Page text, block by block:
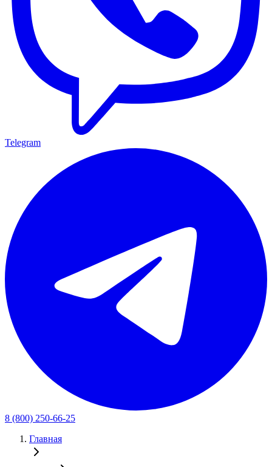
Telegram
8 (800) 250-66-25
Главная